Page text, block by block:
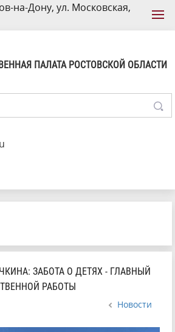
на-Дону, ул. Московская,
ПАЛАТА РОСТОВСКОЙ ОБЛАСТИ
ЗАБОТА О ДЕТЯХ - ГЛАВНЫЙ
РАБОТЫ
Новости